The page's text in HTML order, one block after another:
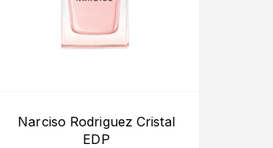
Narciso Rodriguez Cristal
EDP